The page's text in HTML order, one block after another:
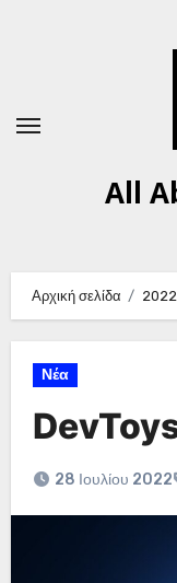
All
Αρχική σελίδα 2022
Νέα
28 Ιουλίου 2022